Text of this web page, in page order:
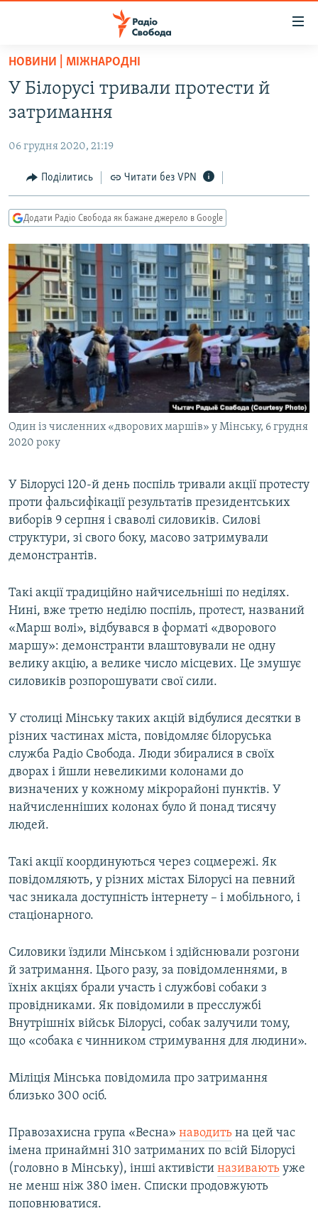
Перейти
основного
матеріалу
Перейти
до
навігації
Перейти
до
ВСЕ ЗА ДОБУ
СТАТТІ
ПОЛІТИКА
ЕКОНОМІКА
КУЛЬТУРА
СПОРТ
УКРАЇНА
СВІТ
ВІЙНА
РОСІЙСЬКА «ФІЛЬТРАЦІЯ»
КРИМ.РЕАЛІЇ
ТИ ЯК?
СХЕМИ
ПРИАЗОВ’Я
КИТАЙ.ВИКЛИКИ
МУЛЬТИМЕДІА
ФОТО
СПЕЦПРОЄКТИ
ПОДКАСТИ
РУС
УКР
КТАТ
Усі сайти RFE/RL
НОВИНИ | МІЖНАРОДНІ
У Білорусі тривали протести й
затримання
06 грудня 2020, 21:19
Поділитись Читати без VPN
Додати Радіо Свобода як бажане джерело в Google
Один із численних «дворових маршів» у Мінську, 6 грудня
2020 року
У Білорусі 120-й день поспіль тривали акції протесту
проти фальсифікації результатів президентських
виборів 9 серпня і сваволі силовиків. Силові
структури, зі свого боку, масово затримували
демонстрантів.
Такі акції традиційно найчисельніші по неділях.
Нині, вже третю неділю поспіль, протест, названий
«Марш волі», відбувався в форматі «дворового
маршу»: демонстранти влаштовували не одну
велику акцію, а велике число місцевих. Це змушує
силовиків розпорошувати свої сили.
У столиці Мінську таких акцій відбулися десятки в
різних частинах міста, повідомляє білоруська
служба Радіо Свобода. Люди збиралися в своїх
дворах і йшли невеликими колонами до
визначених у кожному мікрорайоні пунктів. У
найчисленніших колонах було й понад тисячу
людей.
Такі акції координуються через соцмережі. Як
повідомляють, у різних містах Білорусі на певний
час зникала доступність інтернету – і мобільного, і
стаціонарного.
Силовики їздили Мінськом і здійснювали розгони
й затримання. Цього разу, за повідомленнями, в
їхніх акціях брали участь і службові собаки з
провідниками. Як повідомили в пресслужбі
Внутрішніх військ Білорусі, собак залучили тому,
що «собака є чинником стримування для людини».
Міліція Мінська повідомила про затримання
близько 300 осіб.
Правозахисна група «Весна» наводить на цей час
імена принаймні 310 затриманих по всій Білорусі
(головно в Мінську), інші активісти називають уже
не менш ніж 380 імен. Списки продовжують
поповнюватися.